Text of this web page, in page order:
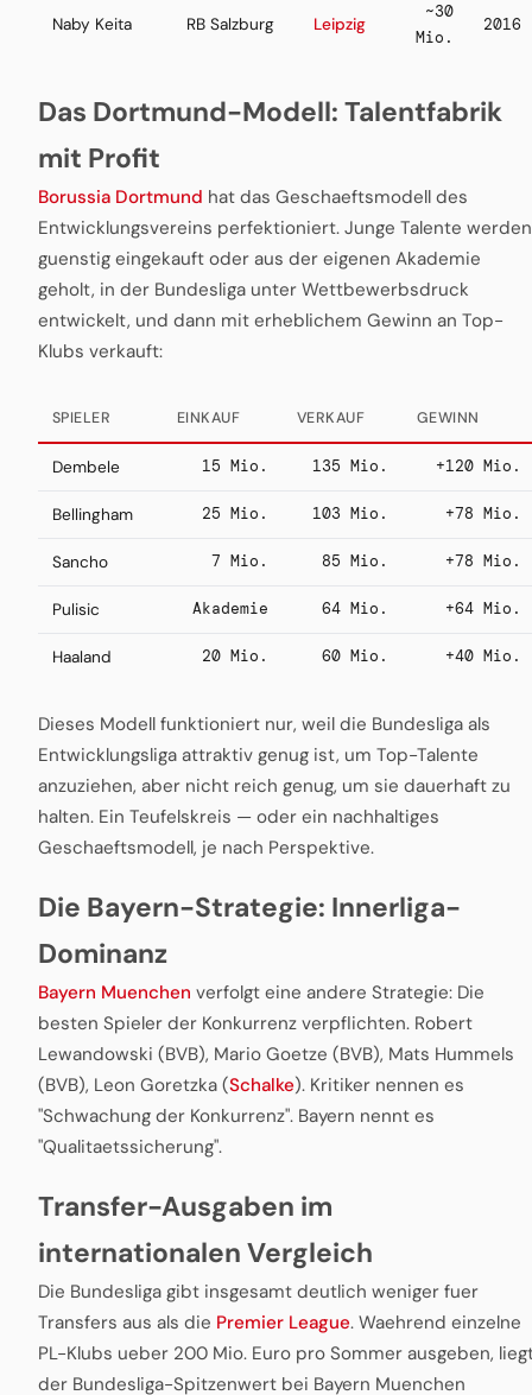
Naby Keita RB Salzburg Leipzig
~30
Mio.
2016
Das Dortmund-Modell: Talentfabrik
mit Profit
Borussia Dortmund hat das Geschaeftsmodell des
Entwicklungsvereins perfektioniert. Junge Talente werden
guenstig eingekauft oder aus der eigenen Akademie
geholt, in der Bundesliga unter Wettbewerbsdruck
entwickelt, und dann mit erheblichem Gewinn an Top-
Klubs verkauft:
SPIELER EINKAUF VERKAUF GEWINN
Dembele 15 Mio. 135 Mio. +120 Mio.
Bellingham 25 Mio. 103 Mio. +78 Mio.
Sancho 7 Mio. 85 Mio. +78 Mio.
Pulisic Akademie 64 Mio. +64 Mio.
Haaland 20 Mio. 60 Mio. +40 Mio.
Dieses Modell funktioniert nur, weil die Bundesliga als
Entwicklungsliga attraktiv genug ist, um Top-Talente
anzuziehen, aber nicht reich genug, um sie dauerhaft zu
halten. Ein Teufelskreis — oder ein nachhaltiges
Geschaeftsmodell, je nach Perspektive.
Die Bayern-Strategie: Innerliga-
Dominanz
Bayern Muenchen verfolgt eine andere Strategie: Die
besten Spieler der Konkurrenz verpflichten. Robert
Lewandowski (BVB), Mario Goetze (BVB), Mats Hummels
(BVB), Leon Goretzka (Schalke). Kritiker nennen es
"Schwachung der Konkurrenz". Bayern nennt es
"Qualitaetssicherung".
Transfer-Ausgaben im
internationalen Vergleich
Die Bundesliga gibt insgesamt deutlich weniger fuer
Transfers aus als die Premier League. Waehrend einzelne
PL-Klubs ueber 200 Mio. Euro pro Sommer ausgeben,
der Bundesliga-Spitzenwert bei Bayern Muenchen